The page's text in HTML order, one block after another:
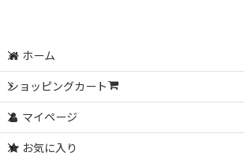
ホーム
ショッピングカート
マイページ
お気に入り